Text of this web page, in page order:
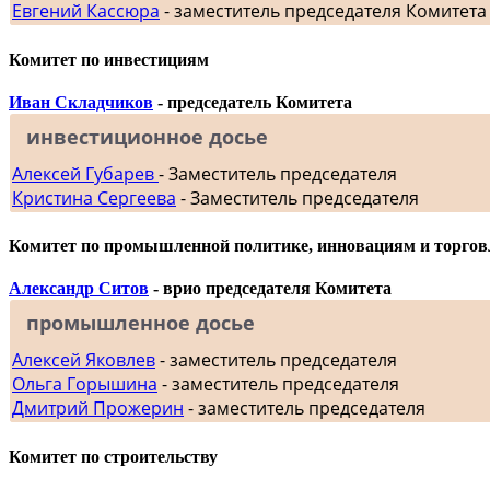
Евгений Кассюра - заместитель председателя Комитета
Комитет по инвестициям
Иван Складчиков - председатель Комитета
инвестиционное досье
Алексей Губарев- Заместитель председателя
Кристина Сергеева - Заместитель председателя
Комитет по промышленной политике, инновациям и
Александр Ситов - врио председателя Комитета
промышленное досье
Алексей Яковлев- заместитель председателя
Ольга Горышина - заместитель председателя
Дмитрий Прожерин - заместитель председателя
Комитет по строительству